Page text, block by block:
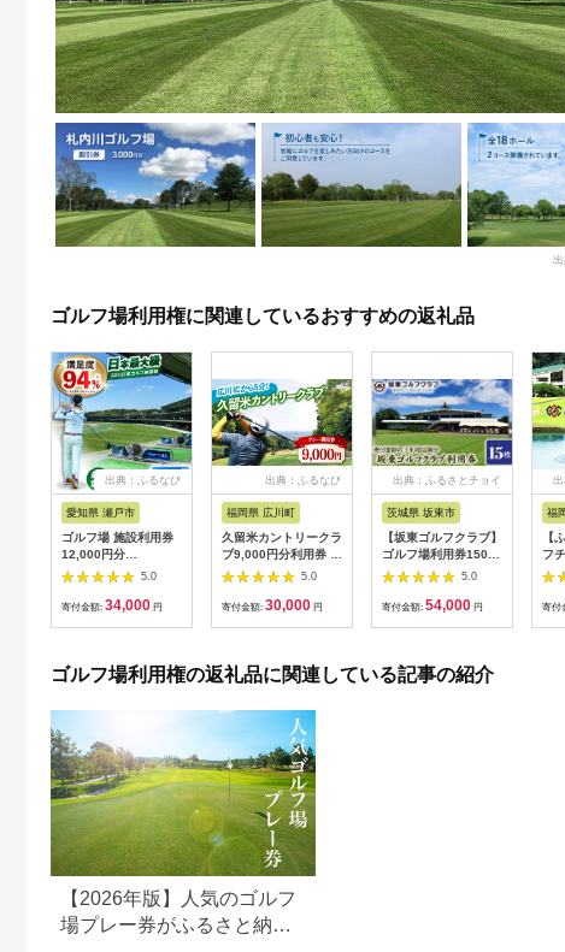
ゴルフ場利用権に関連しているおすすめの返礼品
出典：ふるなび
愛知県 瀬戸市
ゴルフ場 施設利用券
12,000円分
[BBEC002]ゴルフ倶
楽部大樹 瀬戸店
5.0
寄付金額: 34,000 円
出典：ふるなび
福岡県 広川町
久留米カントリークラ
ブ9,000円分利用券 /
ゴルフ[AFAD007]
5.0
寄付金額: 30,000 円
出典：ふるさとチョイ
ス
茨城県 坂東市
【坂東ゴルフクラブ】
ゴルフ場利用券15000
円分（寄付金額の3割
相当額分） ／ ゴルフ
プレー 都心から1時間
立地 ゴルフラウンド
アウトドア スポーツ
5.0
寄付金額: 54,000 円
福
【
フ
小
ギ
ゴ
寄付
ゴルフ場利用権の返礼品に関連している記事の紹介
【2026年版】人気のゴルフ
場プレー券がふるさと納税